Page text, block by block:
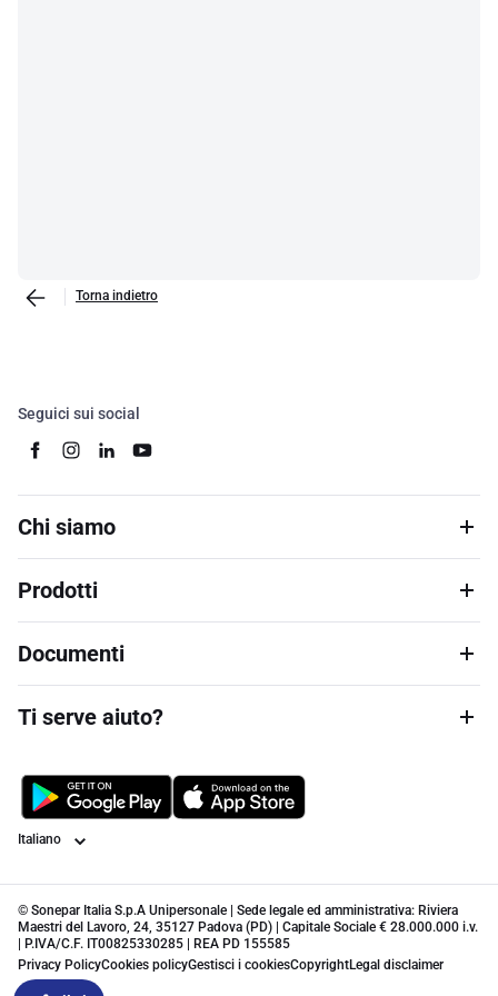
Torna indietro
Seguici sui social
Chi siamo
Prodotti
Documenti
Ti serve aiuto?
Lingua
© Sonepar Italia S.p.A Unipersonale | Sede legale ed amministrativa: Riviera
Maestri del Lavoro, 24, 35127 Padova (PD) | Capitale Sociale € 28.000.000 i.v.
| P.IVA/C.F. IT00825330285 | REA PD 155585
Privacy PolicyCookies policyGestisci i cookiesCopyrightLegal disclaimer